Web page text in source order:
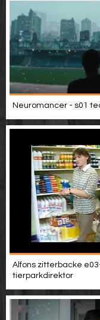
Neuromancer - s01
Alfons zitterbacke
tierparkdirektor